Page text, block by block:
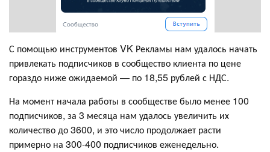
С помощью инструментов VK Рекламы нам удалось начать
привлекать подписчиков в сообщество клиента по цене
гораздо ниже ожидаемой — по 18,55 рублей с НДС.
На момент начала работы в сообществе было менее 100
подписчиков, за 3 месяца нам удалось увеличить их
количество до 3600, и это число продолжает расти
примерно на 300-400 подписчиков еженедельно.